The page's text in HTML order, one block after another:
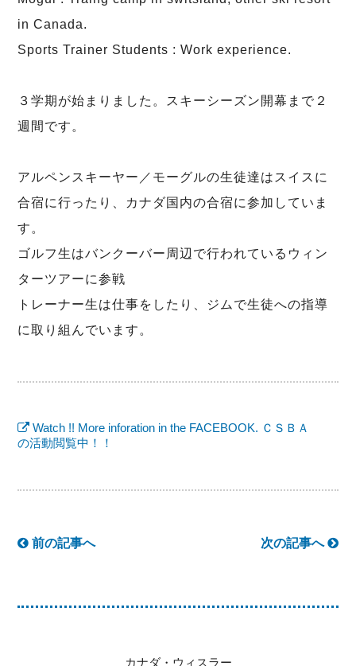
in Canada.
Sports Trainer Students : Work experience.
３学期が始まりました。スキーシーズン開幕まで２
週間です。
アルペンスキーヤー／モーグルの生徒達はスイスに
合宿に行ったり、カナダ国内の合宿に参加していま
す。
ゴルフ生はバンクーバー周辺で行われているウィン
ターツアーに参戦
トレーナー生は仕事をしたり、ジムで生徒への指導
に取り組んでいます。
Watch !! More inforation in the FACEBOOK. ＣＳＢＡ
の活動閲覧中！！
前の記事へ 次の記事へ
カナダ・ウィスラー